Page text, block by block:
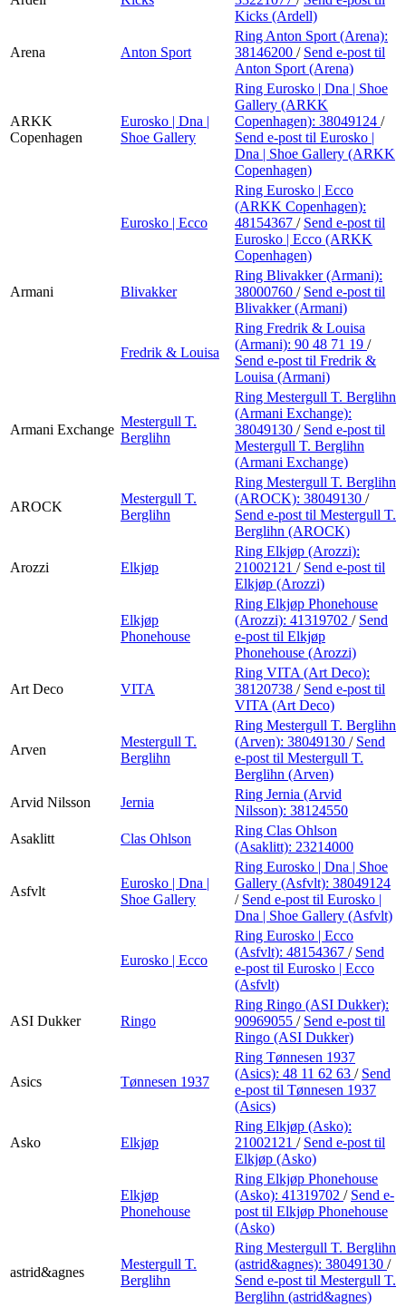
Kicks (Ardell)
Arena Anton Sport
Ring Anton Sport (Arena):
38146200 / Send e-post til
Anton Sport (Arena)
ARKK
Copenhagen
Eurosko | Dna |
Shoe Gallery
Ring Eurosko | Dna | Shoe
Gallery (ARKK
Copenhagen): 38049124 /
Send e-post til Eurosko |
Dna | Shoe Gallery (ARKK
Copenhagen)
Eurosko | Ecco
Ring Eurosko | Ecco
(ARKK Copenhagen):
48154367 / Send e-post til
Eurosko | Ecco (ARKK
Copenhagen)
Armani Blivakker
Ring Blivakker (Armani):
38000760 / Send e-post til
Blivakker (Armani)
Fredrik & Louisa
Ring Fredrik & Louisa
(Armani): 90 48 71 19 /
Send e-post til Fredrik &
Louisa (Armani)
Armani Exchange
Mestergull T.
Berglihn
Ring Mestergull T. Berglihn
(Armani Exchange):
38049130 / Send e-post til
Mestergull T. Berglihn
(Armani Exchange)
AROCK
Mestergull T.
Berglihn
Ring Mestergull T. Berglihn
(AROCK): 38049130 /
Send e-post til Mestergull T.
Berglihn (AROCK)
Arozzi Elkjøp
Ring Elkjøp (Arozzi):
21002121 / Send e-post til
Elkjøp (Arozzi)
Elkjøp
Phonehouse
Ring Elkjøp Phonehouse
(Arozzi): 41319702 / Send
e-post til Elkjøp
Phonehouse (Arozzi)
Art Deco VITA
Ring VITA (Art Deco):
38120738 / Send e-post til
VITA (Art Deco)
Arven
Mestergull T.
Berglihn
Ring Mestergull T. Berglihn
(Arven): 38049130 / Send
e-post til Mestergull T.
Berglihn (Arven)
Arvid Nilsson
Jernia
Ring Jernia (Arvid
Nilsson): 38124550
Asaklitt
Clas Ohlson
Ring Clas Ohlson
(Asaklitt): 23214000
Asfvlt
Eurosko | Dna |
Shoe Gallery
Ring Eurosko | Dna | Shoe
Gallery (Asfvlt): 38049124
/ Send e-post til Eurosko |
Dna | Shoe Gallery (Asfvlt)
Eurosko | Ecco
Ring Eurosko | Ecco
(Asfvlt): 48154367 / Send
e-post til Eurosko | Ecco
(Asfvlt)
ASI Dukker Ringo
Ring Ringo (ASI Dukker):
90969055 / Send e-post til
Ringo (ASI Dukker)
Asics Tønnesen 1937
Ring Tønnesen 1937
(Asics): 48 11 62 63 / Send
e-post til Tønnesen 1937
(Asics)
Asko Elkjøp
Ring Elkjøp (Asko):
21002121 / Send e-post til
Elkjøp (Asko)
Elkjøp
Phonehouse
Ring Elkjøp Phonehouse
(Asko): 41319702 / Send e-
post til Elkjøp Phonehouse
(Asko)
astrid&agnes
Mestergull T.
Berglihn
Ring Mestergull T. Berglihn
(astrid&agnes): 38049130 /
Send e-post til Mestergull T.
Berglihn (astrid&agnes)